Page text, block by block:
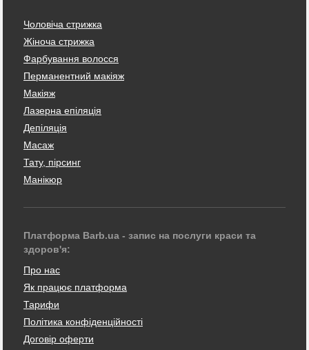
Чоловіча стрижка
Жіноча стрижка
Фарбування волосся
Перманентний макіяж
Макіяж
Лазерна епіляція
Депіляція
Масаж
Тату, пірсинг
Манікюр
Платформа Barb.ua - запис на послуги краси та
здоров'я:
Про нас
Як працює платформа
Тарифи
Політика конфіденційності
Договір оферти